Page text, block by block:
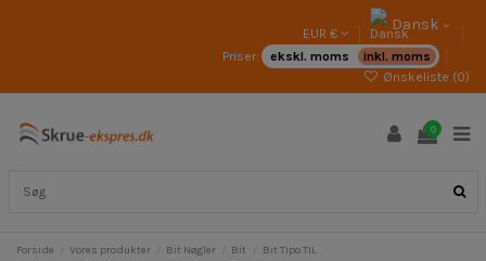
EUR € Dansk
Priser: ekskl. moms
inkl. moms
Ønskeliste (0)
0
Forside Vores produkter Bit Nøgler Bit Bit Tipo TIL